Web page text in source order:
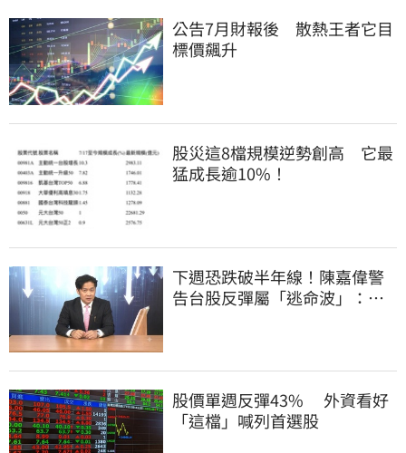
公告7月財報後 散熱王者它目
標價飆升
股災這8檔規模逆勢創高 它最
猛成長逾10%！
下週恐跌破半年線！陳嘉偉警
告台股反彈屬「逃命波」：空
股價單週反彈43% 外資看好
「這檔」喊列首選股